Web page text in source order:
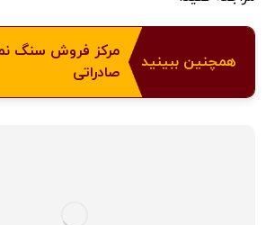
همچنین ببینید
مرکز فروش سنگ
صادراتی